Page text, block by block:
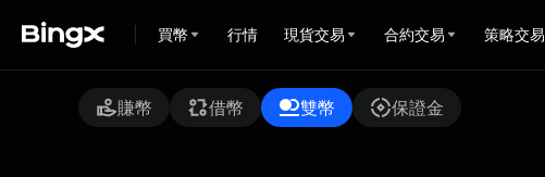
買幣 行情 現貨交易 合約交易 策略交易
賺幣 借幣 雙幣 保證金